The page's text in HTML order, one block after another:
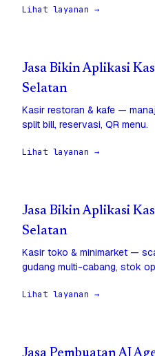
Lihat layanan →
Jasa Bikin Aplikasi
Selatan
Kasir restoran & kafe —
split bill, reservasi, QR menu.
Lihat layanan →
Jasa Bikin Aplikasi
Selatan
Kasir toko & minimarket —
gudang multi-cabang, stok
Lihat layanan →